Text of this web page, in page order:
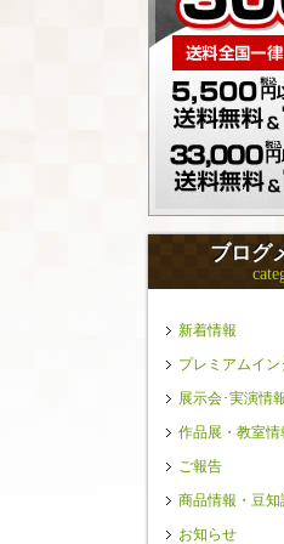
ブログ
新着情報
プレミアムイン
展示会･実演情
作品展・教室
ご報告
商品情報・豆知
お知らせ